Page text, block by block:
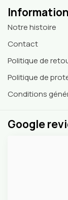
Notre histoire
Contact
Politique de
Politique de
Conditions
Google